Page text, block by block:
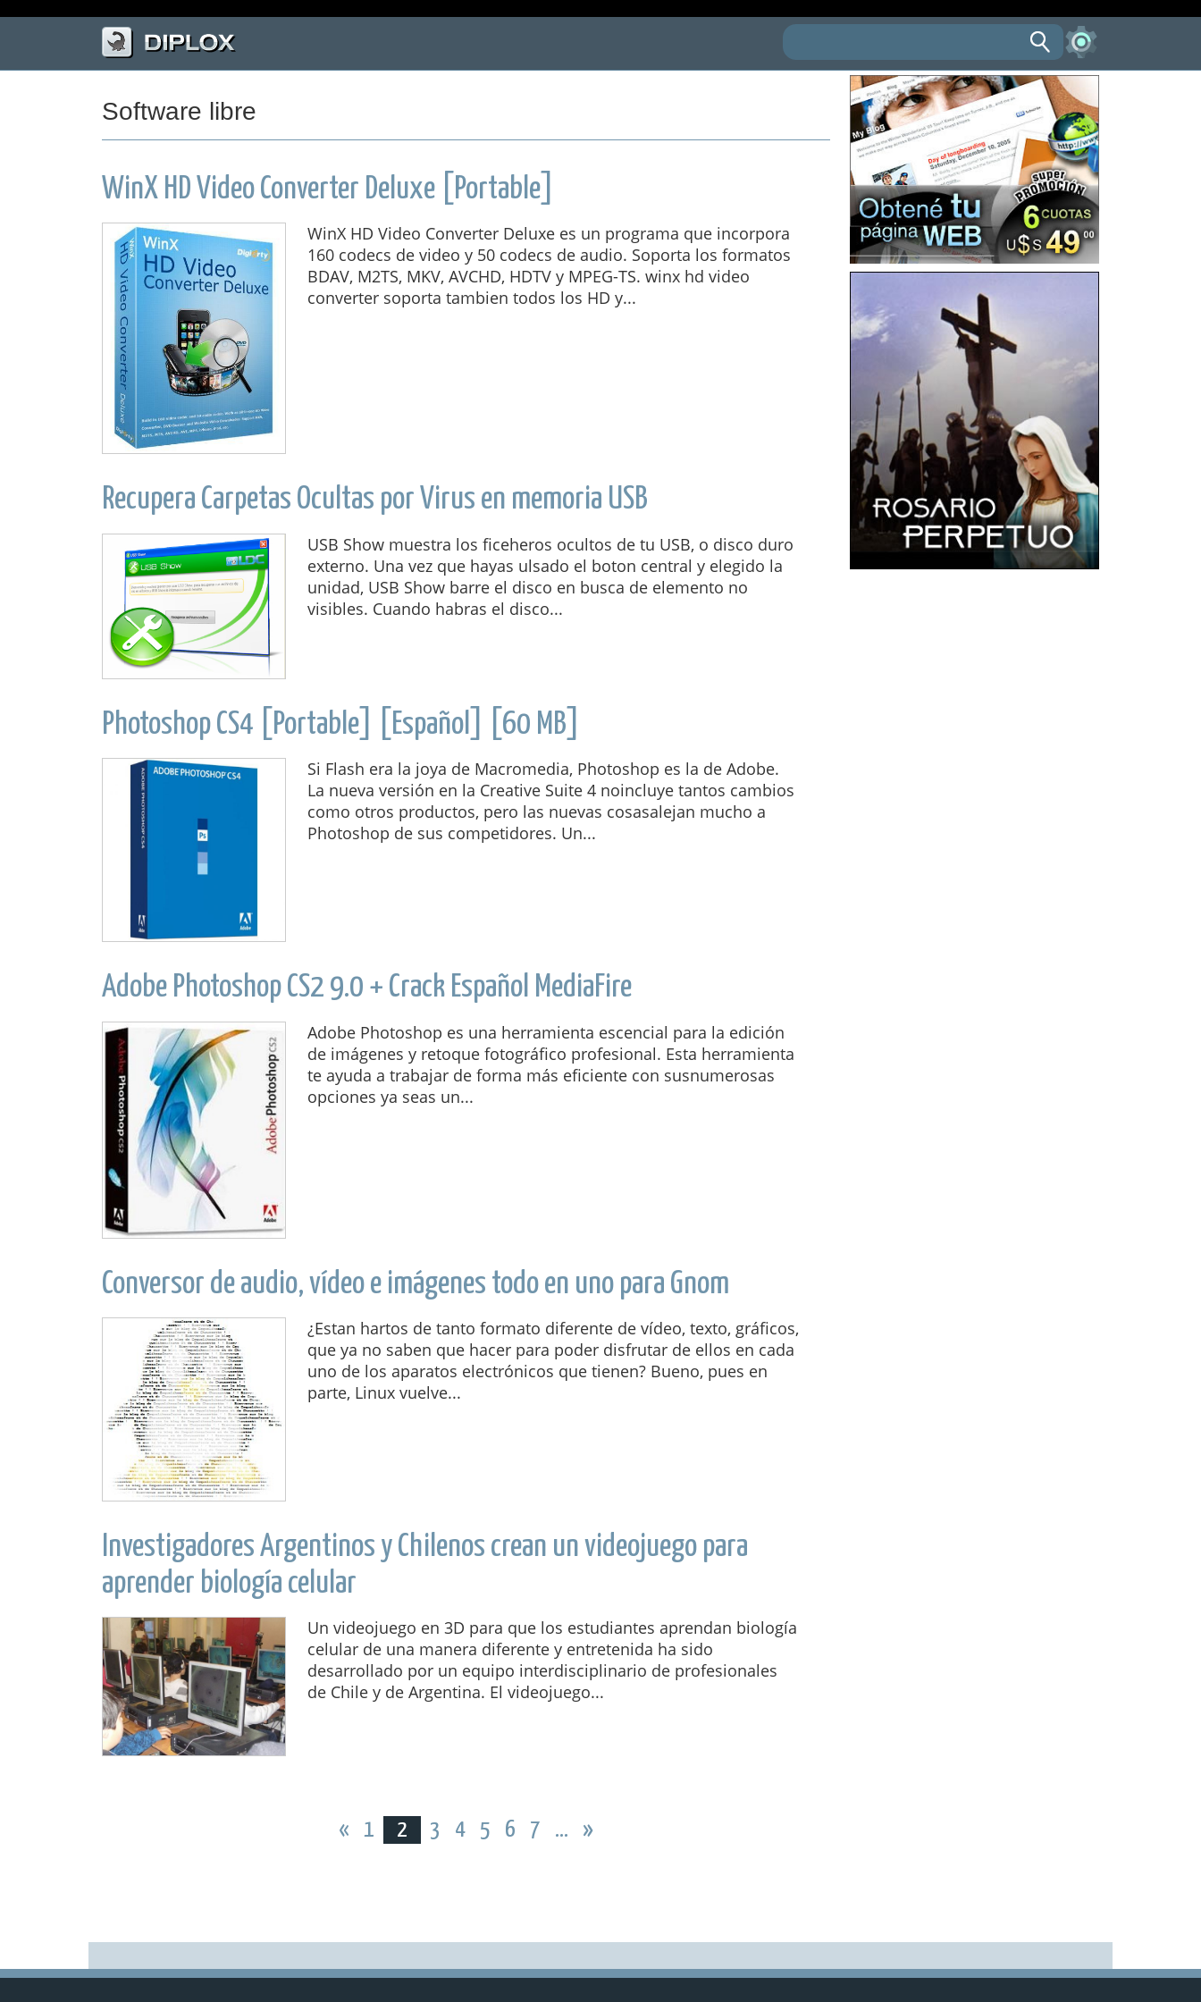
Software libre
WinX HD Video Converter Deluxe [Portable]
WinX HD Video Converter Deluxe es un programa que incorpora
160 codecs de video y 50 codecs de audio. Soporta los formatos
BDAV, M2TS, MKV, AVCHD, HDTV y MPEG-TS. winx hd video
converter soporta tambien todos los HD y...
Recupera Carpetas Ocultas por Virus en memoria USB
USB Show muestra los ficeheros ocultos de tu USB, o disco duro
externo. Una vez que hayas ulsado el boton central y elegido la
unidad, USB Show barre el disco en busca de elemento no
visibles. Cuando habras el disco...
Photoshop CS4 [Portable] [Español] [60 MB]
Si Flash era la joya de Macromedia, Photoshop es la de Adobe.
La nueva versión en la Creative Suite 4 noincluye tantos cambios
como otros productos, pero las nuevas cosasalejan mucho a
Photoshop de sus competidores. Un...
Adobe Photoshop CS2 9.0 + Crack Español MediaFire
Adobe Photoshop es una herramienta escencial para la edición
de imágenes y retoque fotográfico profesional. Esta herramienta
te ayuda a trabajar de forma más eficiente con susnumerosas
opciones ya seas un...
Conversor de audio, vídeo e imágenes todo en uno para Gnom
¿Estan hartos de tanto formato diferente de vídeo, texto, gráficos,
que ya no saben que hacer para poder disfrutar de ellos en cada
uno de los aparatos electrónicos que tienen? Bueno, pues en
parte, Linux vuelve...
Investigadores Argentinos y Chilenos crean un videojuego para
aprender biología celular
Un videojuego en 3D para que los estudiantes aprendan biología
celular de una manera diferente y entretenida ha sido
desarrollado por un equipo interdisciplinario de profesionales
de Chile y de Argentina. El videojuego...
« 1 2 3 4 5 6 7 ... »